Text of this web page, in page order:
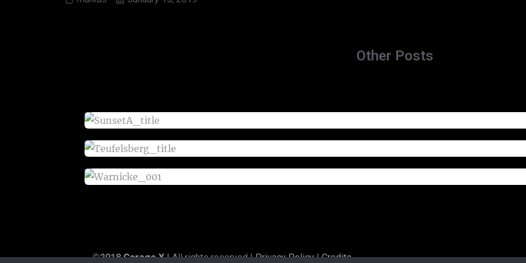
Other Posts
_____©2018Garage X| All rights reserved |Privacy Policy|Credits